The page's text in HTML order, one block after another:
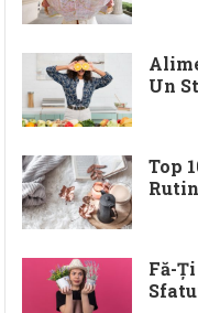
Un
Top
Fă-